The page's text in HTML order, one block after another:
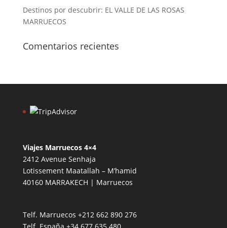
Destinos por descubrir: EL VALLE DE LAS ROSAS
MARRUECOS
Comentarios recientes
Viajes Marruecos 4×4
2412 Avenue Senhaja
Lotissement Maatallah – M’hamid
40160 MARRAKECH | Marruecos
Telf. Marruecos +212 662 890 276